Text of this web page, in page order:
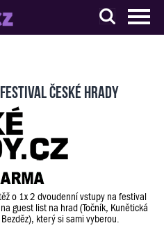
České hrady
o 1x 2 dvoudenní vstupy na festival
guest list na hrad (Točník, Kunětická
který si sami vyberou.